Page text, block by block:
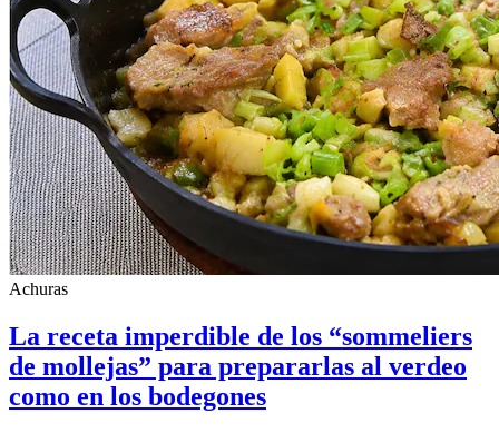
Achuras
La receta imperdible de los “sommeliers
de mollejas” para prepararlas al verdeo
como en los bodegones